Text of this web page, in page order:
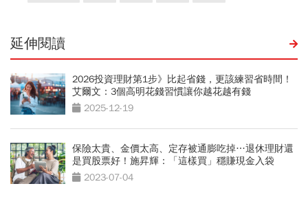
延伸閱讀
2026投資理財第1步》比起省錢，更該練習省時間！
艾爾文：3個高明花錢習慣讓你越花越有錢
2025-12-19
保險太貴、金價太高、定存被通膨吃掉…退休理財還
是買股票好！施昇輝：「這樣買」穩賺現金入袋
2023-07-04